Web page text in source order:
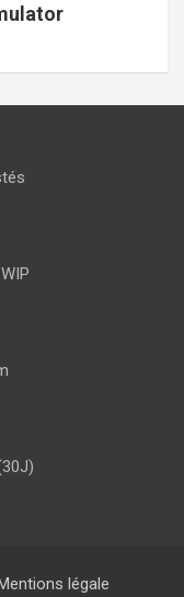
légale